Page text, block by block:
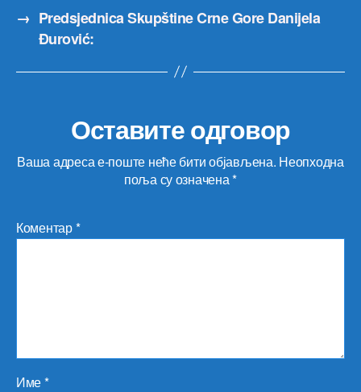
→ Predsjednica Skupštine Crne Gore Danijela
Đurović:
Оставите одговор
Ваша адреса е-поште неће бити објављена. Неопходна
поља су означена*
Коментар*
Име*